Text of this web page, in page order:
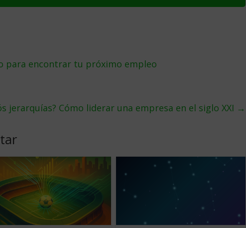
para encontrar tu próximo empleo
jerarquías? Cómo liderar una empresa en el siglo XXI →